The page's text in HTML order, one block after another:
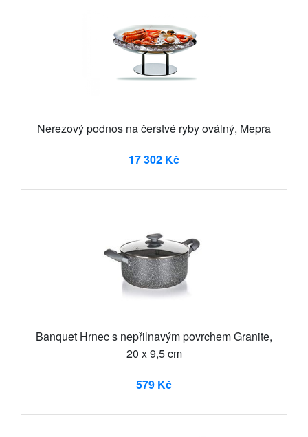
Nerezový podnos na čerstvé ryby oválný, Mepra
17 302 Kč
Banquet Hrnec s nepřilnavým povrchem Granite,
20 x 9,5 cm
579 Kč